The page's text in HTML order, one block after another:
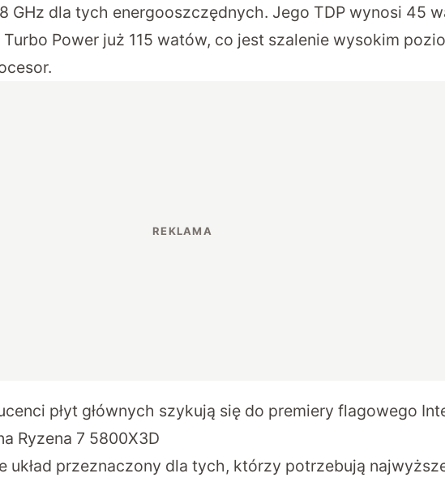
GHz dla tych energooszczędnych. Jego TDP wynosi 45
Power już 115 watów, co jest szalenie wysokim
płyt głównych szykują się do premiery flagowego
Ryzena 7 5800X3D
układ przeznaczony dla tych, którzy potrzebują